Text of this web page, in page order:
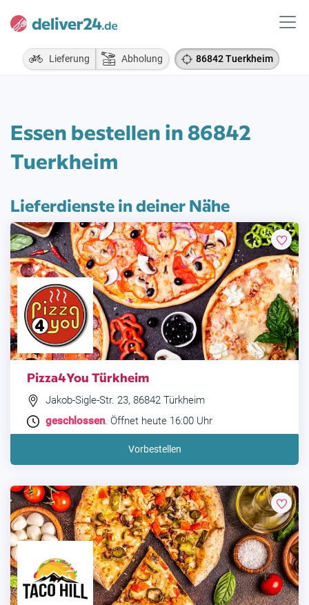
Lieferung Abholung 86842 Tuerkheim
Essen bestellen in 86842
Tuerkheim
Lieferdienste in deiner Nähe
Pizza4You Türkheim
Jakob-Sigle-Str. 23, 86842 Türkheim
geschlossen. Öffnet heute 16:00 Uhr
Vorbestellen